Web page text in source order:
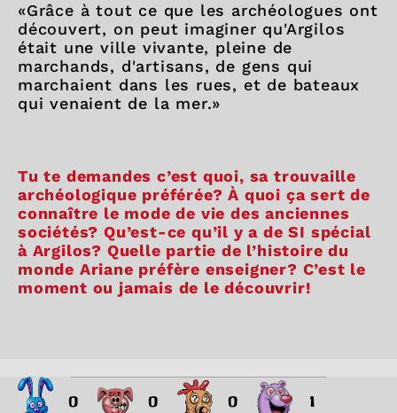
«Grâce à tout ce que les archéologues ont
découvert, on peut imaginer qu'Argilos
était une ville vivante, pleine de
marchands, d'artisans, de gens qui
marchaient dans les rues, et de bateaux
qui venaient de la mer.»
Tu te demandes c’est quoi, sa trouvaille
archéologique préférée? À quoi ça sert de
connaître le mode de vie des anciennes
sociétés? Qu’est-ce qu’il y a de SI spécial
à Argilos? Quelle partie de l’histoire du
monde Ariane préfère enseigner? C’est le
moment ou jamais de le découvrir!
0 0 0 1